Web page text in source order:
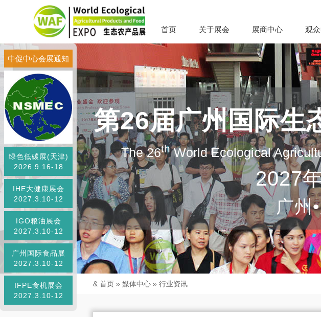
首页 关于展会 展商中心 观
第26届广州国际生
The 26thWorld Ecological
2027
广州
中促中心会展通知
绿色低碳展(天津)
2026.9.16-18
IHE大健康展会
2027.3.10-12
IGO粮油展会
2027.3.10-12
广州国际食品展
2027.3.10-12
IFPE食机展会
2027.3.10-12
& 首页 » 媒体中心 » 行业资讯